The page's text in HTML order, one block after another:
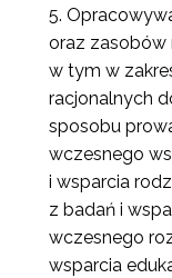
oraz zasobów
w tym w
racjonalnych
sposobu
wczesnego
i wsparcia
z badań i
wczesnego
wsparcia